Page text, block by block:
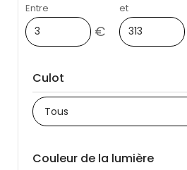
Entre
€
et
Culot
Couleur de la lumière